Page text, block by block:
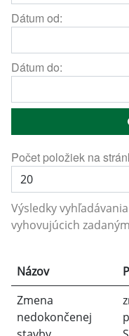
Dátum od:
Dátum do:
Počet položiek na
Výsledky
vyhovujúcich
Názov
Zmena
nedokončenej